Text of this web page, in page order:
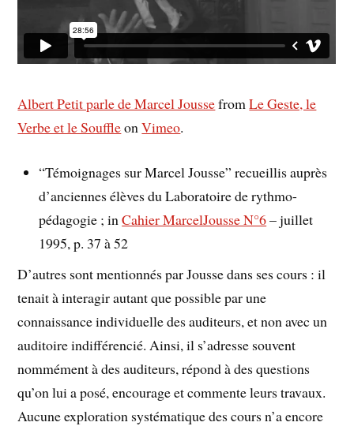
Albert Petit parle de Marcel JoussefromLe Geste, le
Verbe et le SouffleonVimeo.
“Témoignages sur Marcel Jousse” recueillis auprès
d’anciennes élèves du Laboratoire de rythmo-
pédagogie ; inCahier MarcelJousse N°6– juillet
1995, p. 37 à 52
D’autres sont mentionnés par Jousse dans ses cours : il
tenait à interagir autant que possible par une
connaissance individuelle des auditeurs, et non avec un
auditoire indifférencié. Ainsi, il s’adresse souvent
nommément à des auditeurs, répond à des questions
qu’on lui a posé, encourage et commente leurs travaux.
Aucune exploration systématique des cours n’a encore